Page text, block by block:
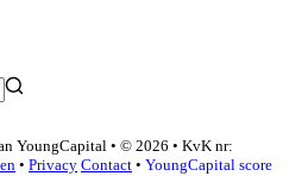
YoungCapital • © 2026 • KvK nr:
• Privacy Contact • YoungCapital score